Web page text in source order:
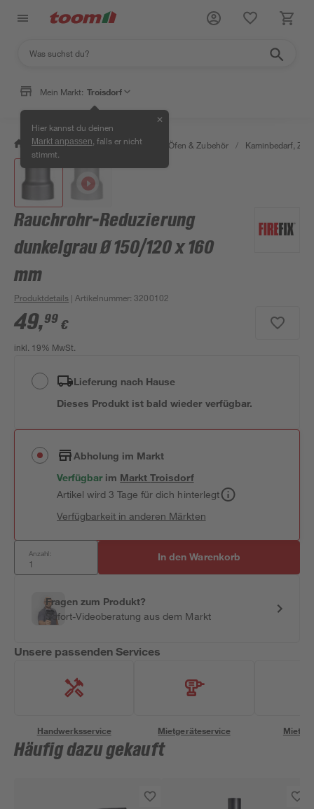
Mein Markt: Troisdorf
Hier kannst du deinen
Markt anpassen , falls er nicht
stimmt.
✕
/ Bauen & Renovieren / Kamine, Öfen & Zubehör / Kaminbedarf,
Rauchrohr-Reduzierung
dunkelgrau Ø 150/120 x 160
mm
Produktdetails | Artikelnummer:3200102
49,99 €
inkl. 19% MwSt.
Lieferung nach Hause
Dieses Produkt ist bald wieder verfügbar.
Abholung im Markt
Verfügbar im MarktTroisdorf
Artikel wird 3 Tage für dich hinterlegt
Verfügbarkeit in anderen Märkten
Anzahl: In den Warenkorb
Fragen zum Produkt?
Sofort-Videoberatung aus dem Markt
Unsere passenden Services
Handwerksservice Mietgeräteservice
Häufig dazu gekauft